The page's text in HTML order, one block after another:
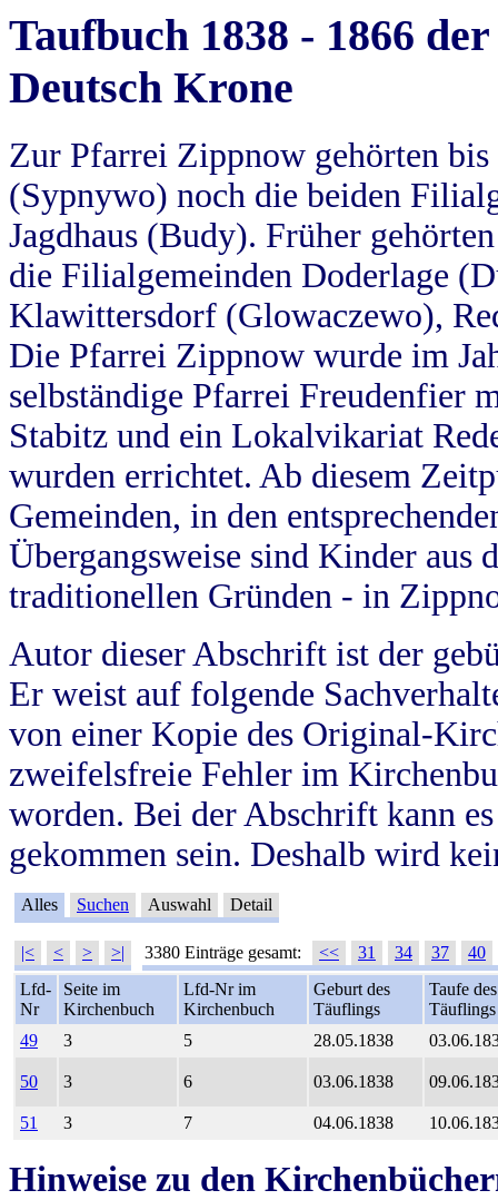
Taufbuch 1838 - 1866
Deutsch Krone
Zur Pfarrei Zippnow gehörten
(Sypnywo) noch die beiden
Jagdhaus (Budy). Früher
die Filialgemeinden Doderlage
Klawittersdorf (Glowaczewo),
Die Pfarrei Zippnow wurde im
selbständige Pfarrei Freudenfier
Stabitz und ein Lokalvikariat
wurden errichtet. Ab diesem
Gemeinden, in den
Übergangsweise sind Kinder aus
traditionellen Gründen - in
Autor dieser Abschrift ist der
Er weist auf folgende
von einer Kopie des Original-
zweifelsfreie Fehler im
worden. Bei der Abschrift kann
gekommen sein. Deshalb wird
Alles Suchen Auswahl Detail
|< < > >| 3380 Einträge gesamt: << 31 34 37
40
Lfd-
Nr
Seite im
Kirchenbuch
Lfd-Nr im
Kirchenbuch
Geburt des
Täuflings
Taufe des
Täuflings
49
3 5 28.05.1838
50 3 6 03.06.1838
51 3 7 04.06.1838
Hinweise zu den